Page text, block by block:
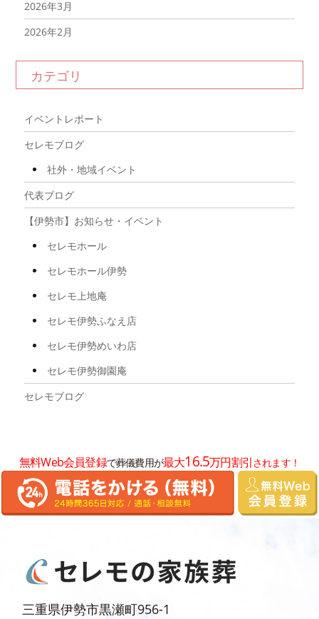
2026年3月
2026年2月
2026年1月
2025年12月
2025年10月
2025年8月
2025年7月
2025年3月
2025年2月
2025年1月
2024年12月
2024年8月
2024年7月
2024年6月
2024年4月
カテゴリ
イベントレポート
セレモブログ
社外・地域イベント
代表ブログ
【伊勢市】お知らせ・イベント
セレモホール
セレモホール伊勢
セレモ上地庵
セレモ伊勢ふなえ店
セレモ伊勢めいわ店
セレモ伊勢御園庵
セレモブログ
無料Web会員登録で葬儀費用が最大16.5万円割引されます！
三重県伊勢市黒瀬町956-1